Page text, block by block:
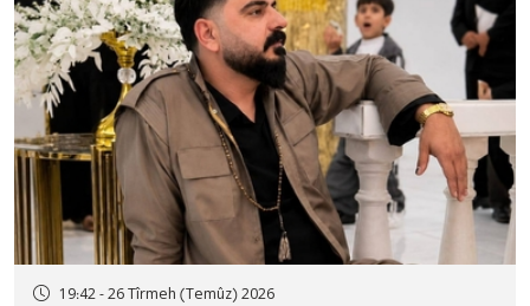
19:42 - 26 Tîrmeh (Temûz) 2026